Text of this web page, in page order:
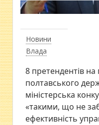
Новини
Влада
8 претендентів на
полтавського
міністерська
«такими, що не
ефективність